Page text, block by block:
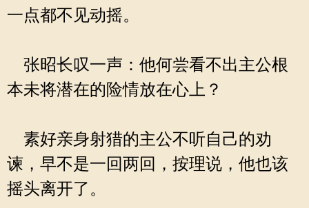
一点都不见动摇。
张昭长叹一声：他何尝看不出主公根
本未将潜在的险情放在心上？
素好亲身射猎的主公不听自己的劝
谏，早不是一回两回，按理说，他也该
摇头离开了。